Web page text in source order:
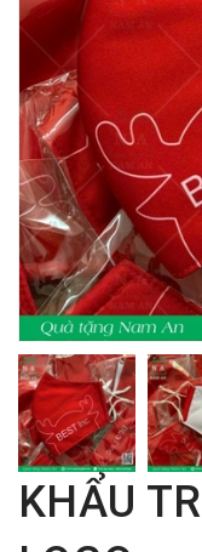
KHẨU